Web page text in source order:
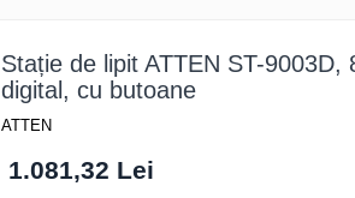
Stație de lipit ATTEN ST-9003D,
digital, cu butoane
ATTEN
1.081,32 Lei